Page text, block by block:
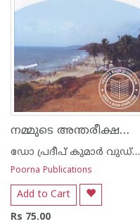
നമ്മുടെ അന്തരീക്ഷവും കാലാവസ്ഥാ ഘടകങ്ങ‌ളും
ഡോ പ്രദീപ് കുമാര്‍ വുഡ്നില്‍
Poorna Publications
Add to Cart
Rs 75.00